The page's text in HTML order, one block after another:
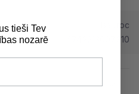
Bauroc
4742213007310
tieši Tev
nozarē